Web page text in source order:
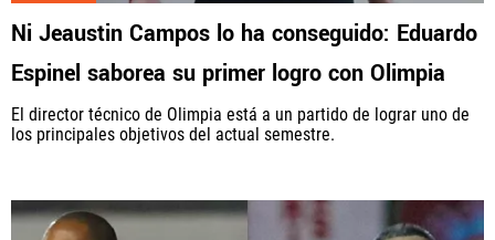
Ni Jeaustin Campos lo ha conseguido: Eduardo
Espinel saborea su primer logro con Olimpia
El director técnico de Olimpia está a un partido de lograr uno de
los principales objetivos del actual semestre.